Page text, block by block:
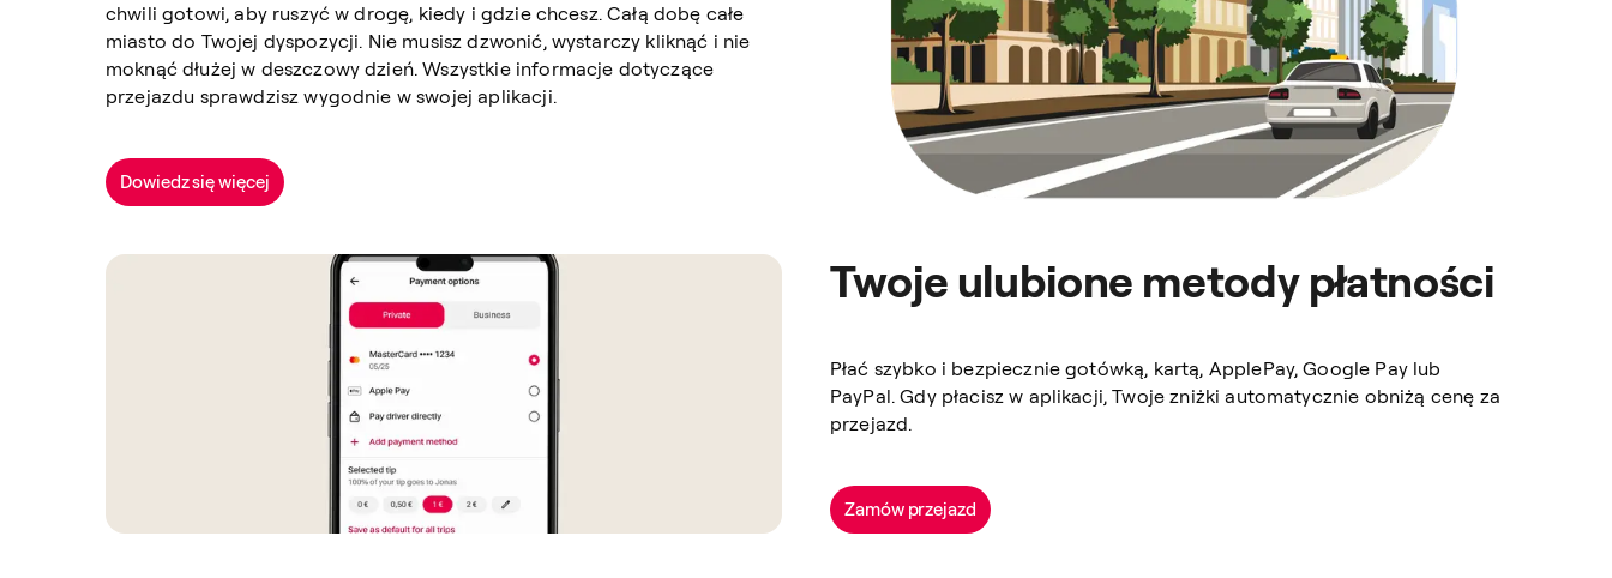
chwili gotowi, aby ruszyć w drogę, kiedy i gdzie chcesz. Całą dobę całe
miasto do Twojej dyspozycji. Nie musisz dzwonić, wystarczy kliknąć i nie
moknąć dłużej w deszczowy dzień. Wszystkie informacje dotyczące
przejazdu sprawdzisz wygodnie w swojej aplikacji.
Dowiedz się więcej
Twoje ulubione metody płatności
Płać szybko i bezpiecznie gotówką, kartą, ApplePay, Google Pay lub
PayPal. Gdy płacisz w aplikacji, Twoje zniżki automatycznie obniżą cenę za
przejazd.
Zamów przejazd